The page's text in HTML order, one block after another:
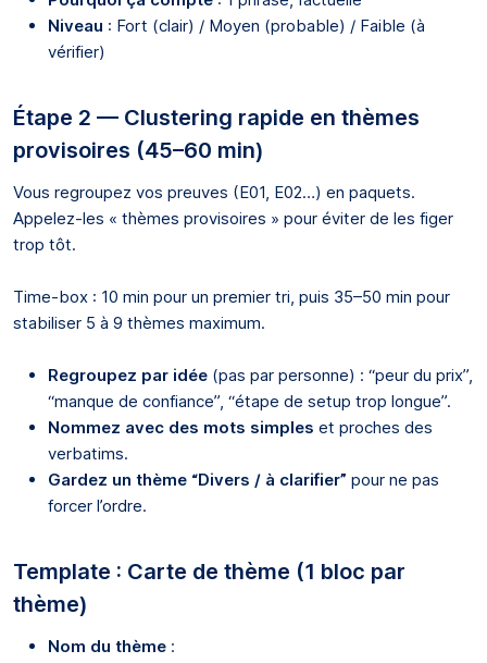
Niveau : Fort (clair) / Moyen (probable) / Faible (à
vérifier)
Étape 2 — Clustering rapide en thèmes
provisoires (45–60 min)
Vous regroupez vos preuves (E01, E02…) en paquets.
Appelez-les « thèmes provisoires » pour éviter de les figer
trop tôt.
Time-box : 10 min pour un premier tri, puis 35–50 min pour
stabiliser 5 à 9 thèmes maximum.
Regroupez par idée (pas par personne) : “peur du prix”,
“manque de confiance”, “étape de setup trop longue”.
Nommez avec des mots simples et proches des
verbatims.
Gardez un thème “Divers / à clarifier” pour ne pas
forcer l’ordre.
Template : Carte de thème (1 bloc par
thème)
Nom du thème :